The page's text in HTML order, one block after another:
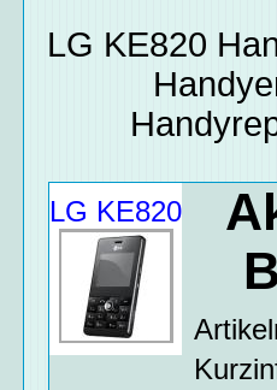
LG KE820
LG KE820